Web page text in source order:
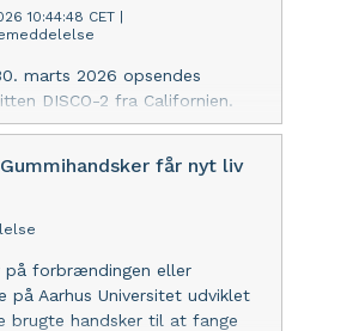
10:44:48 CET
marts 2026 opsendes
DISCO-2 fra Californien.
står danske
rummet overvåge de
data til klimaforskningen.
får nyt liv
på forbrændingen eller
på Aarhus Universitet udviklet
brugte handsker til at fange